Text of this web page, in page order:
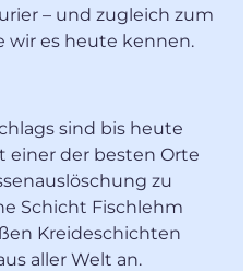
– und zugleich zum
wir es heute kennen.
sind bis heute
einer der besten Orte
zu
Schicht Fischlehm
Kreideschichten
aller Welt an.